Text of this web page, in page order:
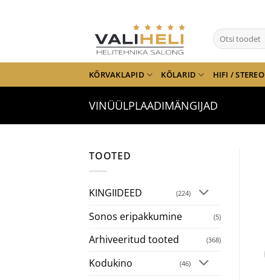
Otsi:
KÕRVAKLAPID KÕLARID HIFI / STEREO
VINÜÜLPLAADIMÄNGIJAD
TOOTED
KINGIIDEED (224)
Sonos eripakkumine (5)
Arhiveeritud tooted (368)
Kodukino (46)